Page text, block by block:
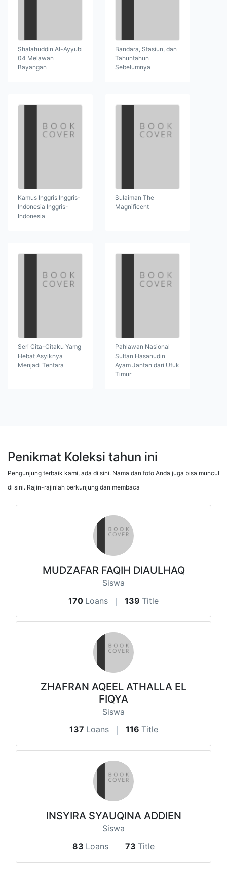
Shalahuddin Al-Ayyubi
04 Melawan
Bayangan
Bandara, Stasiun, dan
Tahuntahun
Sebelumnya
Kamus Inggris Inggris-
Indonesia Inggris-
Indonesia
Sulaiman The
Magnificent
Seri Cita-Citaku Yamg
Hebat Asyiknya
Menjadi Tentara
Pahlawan Nasional
Sultan Hasanudin
Ayam Jantan dari Ufuk
Timur
Penikmat Koleksi tahun ini
Pengunjung terbaik kami, ada di sini. Nama dan foto Anda juga bisa muncul
di sini. Rajin-rajinlah berkunjung dan membaca
MUDZAFAR FAQIH DIAULHAQ
Siswa
170 Loans 139 Title
ZHAFRAN AQEEL ATHALLA EL
FIQYA
Siswa
137 Loans 116 Title
INSYIRA SYAUQINA ADDIEN
Siswa
83 Loans 73 Title